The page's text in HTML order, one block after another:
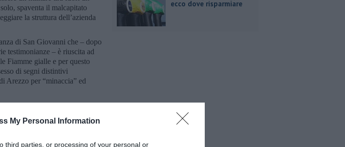
My Personal Information
third parties, or processing of your personal or
spaventa il malcapitato
la struttura dell’azienda
di San Giovanni che – dopo
testimonianze – è riuscita ad
Fiamme gialle e per questo
di segni distintivi
Arezzo per “minaccia” ed
sono muniti di tessera
essere esibita durante
ecco dove risparmiare